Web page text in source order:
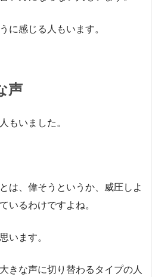
に感じる人もいます。
声
もいました。
は、偉そうというか、威圧しよ
いるわけですよね。
います。
きな声に切り替わるタイプの人